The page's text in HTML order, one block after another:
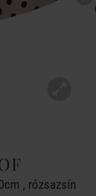
, rózsazsín